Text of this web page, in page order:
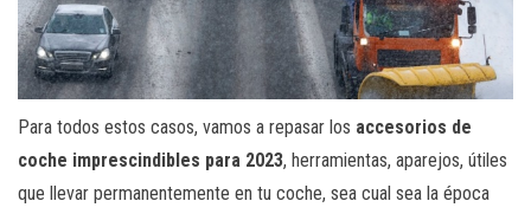
Para todos estos casos, vamos a repasar los accesorios de
coche imprescindibles para 2023, herramientas, aparejos, útiles
que llevar permanentemente en tu coche, sea cual sea la época